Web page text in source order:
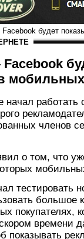
Facebook будет
начал
членов
о том, что
тестировать
большое
покупателях,
времени
показывать